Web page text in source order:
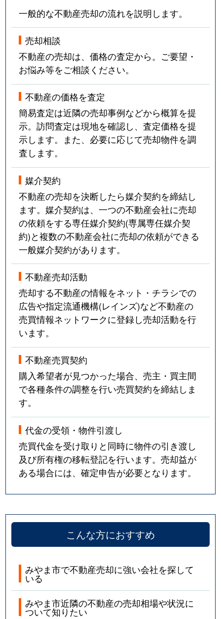
一般的な不動産売却の流れを説明します。
売却相談
不動産の売却は、価格の査定から。ご要望・
お悩み等をご相談ください。
不動産の価格を査定
簡易査定は近隣の売却事例などから概算を提
示。訪問査定は現地を確認し、査定価格を提
示します。また、必要に応じて売却物件を調
査します。
媒介契約
不動産の売却を決断したら媒介契約を締結し
ます。媒介契約は、一つの不動産会社に売却
の依頼をする専任媒介契約(専属専任媒介契
約)と複数の不動産会社に売却の依頼ができる
一般媒介契約があります。
不動産売却活動
売却する不動産の情報をネット・チラシでの
広告や指定流通機構(レインズ)など不動産の
売買情報ネットワークに登録し売却活動を行
います。
不動産売買契約
購入希望者が見つかった場合、売主・買主間
で各種条件の調整を行い売買契約を締結しま
す。
代金の受領・物件引渡し
売買代金を受け取りと同時に物件の引き渡し
及び所有権の移転登記を行います。売却益が
ある場合には、確定申告が必要となります。
こんな方におすすめ
みやま市で不動産売却に強い会社を探して
いる
みやま市近隣の不動産の売却相場や状況に
ついて知りたい